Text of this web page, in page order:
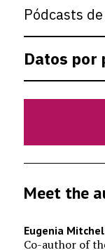
Pódcasts
Datos por
Meet the
Eugenia
Co-author of